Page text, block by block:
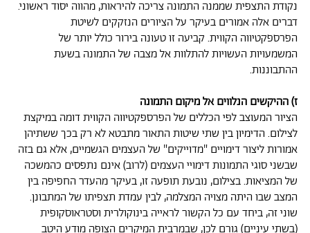
נקודת התצפית שממנה התמונה צריכה להיראות, מהווה יסוד ראשוני.
דברים אלה אמורים בעיקר על הציורים הנזקקים לשיטת
הפרספקטיווה הקווית. קביעה זו טעונה בירור כולל יותר של
המשמעויות העשויות להתלוות אל מצבה של התמונה בשעת
ההתבוננות.
ז) ההיקשים הנלווים אל מיקום התמונה
הציור המעוצב לפי הכללים של הפרספקטיווה הקווית דומה במיקצת
לצילום. הדימיון בין שתי שיטות התאור מתבטא לא רק בכך ששתיהן
אמורות ליצור דימויים "מדוייקים" של העצמים הגשמיים, אלא גם בזה
שבשני סוגי התמונות דימויי העצמים (לרוב) אינם נתפסים כהמשכה
של המציאות. בצילום, נובעת תופעה זו, בעיקר מהעדר החפיפה בין
המצב שבו היתה מצויה המצלמה, לבין עמדת תצפיתו של המתבונן.
שוני זה, ביחד עם כל הקשור לראייה בינוקולרית וסטראוסקופית
(בשתי עיניים) גורם לכן, שבמרבית המיקרים הצופה מודע היטב